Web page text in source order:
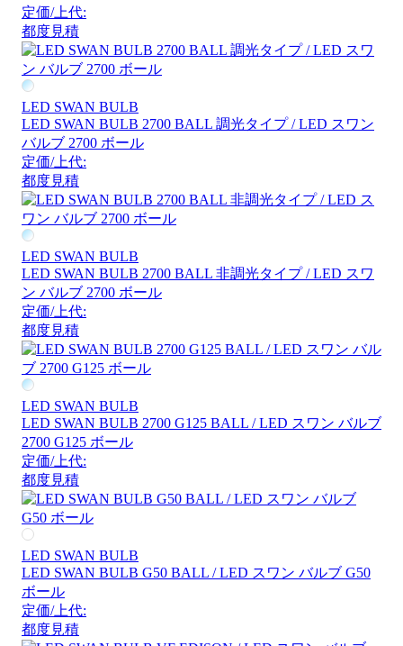
定価/上代:
都度見積
LED SWAN BULB
LED SWAN BULB 2700 BALL 調光タイプ / LED スワン
バルブ 2700 ボール
定価/上代:
都度見積
LED SWAN BULB
LED SWAN BULB 2700 BALL 非調光タイプ / LED スワ
ン バルブ 2700 ボール
定価/上代:
都度見積
LED SWAN BULB
LED SWAN BULB 2700 G125 BALL / LED スワン バルブ
2700 G125 ボール
定価/上代:
都度見積
LED SWAN BULB
LED SWAN BULB G50 BALL / LED スワン バルブ G50
ボール
定価/上代:
都度見積